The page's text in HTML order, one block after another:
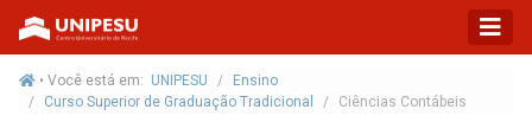
• Você está em: UNIPESU
Ensino
Curso Superior de Graduação Tradicional
Ciências Contábeis